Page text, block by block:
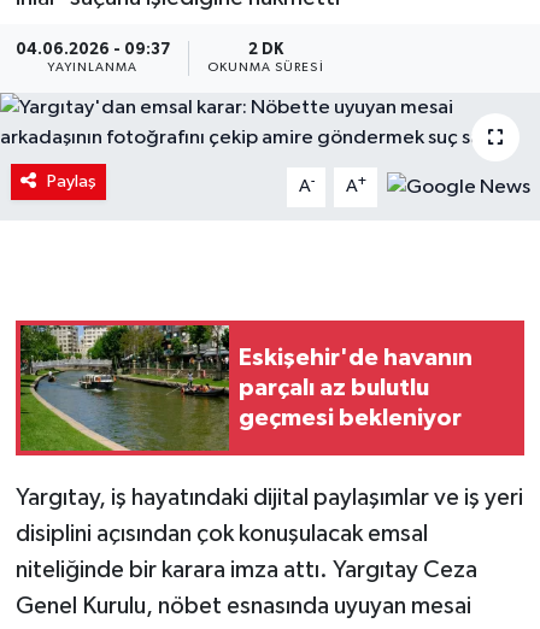
04.06.2026 - 09:37
YAYINLANMA
2 DK
OKUNMA SÜRESI
Paylaş A- A+
Eskişehir'de havanın
parçalı az bulutlu
geçmesi bekleniyor
Yargıtay, iş hayatındaki dijital paylaşımlar ve iş yeri
disiplini açısından çok konuşulacak emsal
niteliğinde bir karara imza attı. Yargıtay Ceza
Genel Kurulu, nöbet esnasında uyuyan mesai